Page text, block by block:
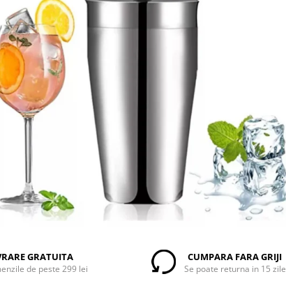
GRATUITA
de peste 299 lei
CUMPARA FARA GRIJI
Se poate returna in 15 zile